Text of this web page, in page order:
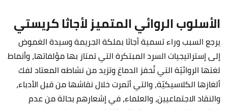
الأسلوب الروائي المتميز لأجاثا كريستي
يرجع السبب وراء تسمية أجاثا بملكة الجريمة وسيدة الغموض
إلى إستراتيجيات السرد المبتكرة التي تمتاز بها مؤلفاتها، وأنماط
لغتها الروائيّة التي تُحفز الدماغ وتزيد من نشاطه المعتاد لفك
ألغازها الكلاسيكيّة، والتي أثمرت خلال نقاشها من قبل الأدباء،
والنقاد الاجتماعيين، والعلماء، في إشعارهم بحالة من عدم